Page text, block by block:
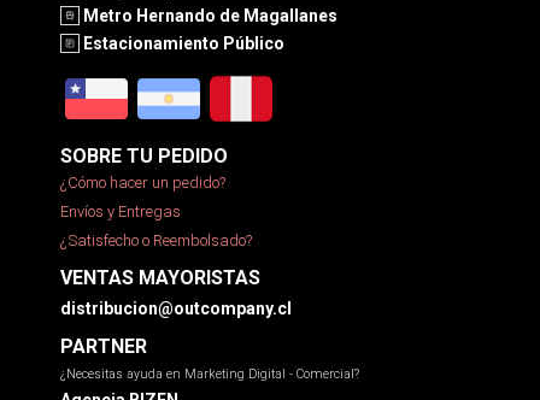
Metro Hernando de Magallanes
Estacionamiento Público
SOBRE TU PEDIDO
¿Cómo hacer un pedido?
Envíos y Entregas
¿Satisfecho o Reembolsado?
VENTAS MAYORISTAS
distribucion@outcompany.cl
PARTNER
¿Necesitas ayuda en Marketing Digital - Comercial?